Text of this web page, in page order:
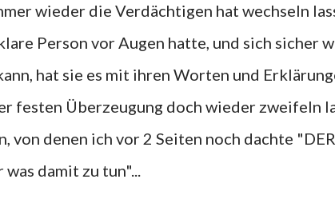
wieder die Verdächtigen hat wechseln
Person vor Augen hatte, und sich sicher
hat sie es mit ihren Worten und
festen Überzeugung doch wieder zweifeln
von denen ich vor 2 Seiten noch dachte
was damit zu tun"...